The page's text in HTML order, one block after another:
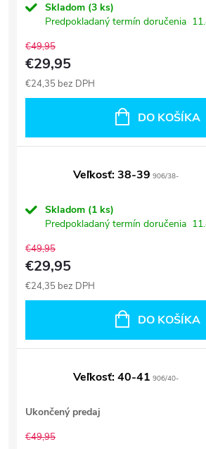
Skladom (3 ks)
Predpokladaný termín doručenia
€49,95
€29,95
€24,35 bez DPH
DO KOŠÍKA
Veľkosť: 38-39 906/38-
Skladom (1 ks)
Predpokladaný termín doručenia
€49,95
€29,95
€24,35 bez DPH
DO KOŠÍKA
Veľkosť: 40-41 906/40-
Ukončený predaj
€49,95